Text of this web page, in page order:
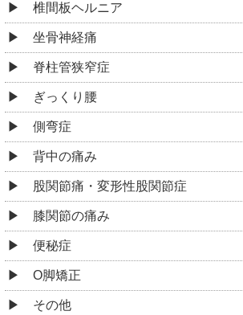
椎間板ヘルニア
坐骨神経痛
脊柱管狭窄症
ぎっくり腰
側弯症
背中の痛み
股関節痛・変形性股関節症
膝関節の痛み
便秘症
O脚矯正
その他